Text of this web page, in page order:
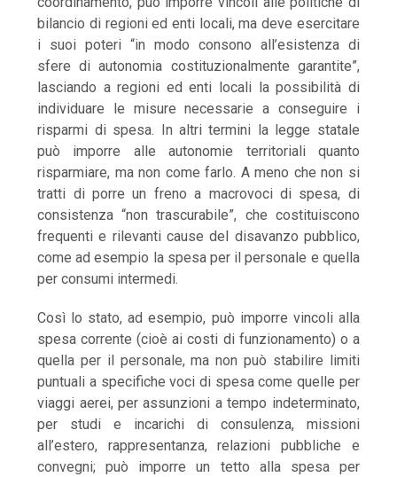
bilancio di regioni ed enti locali, ma deve esercitare
i suoi poteri “in modo consono all’esistenza di
sfere di autonomia costituzionalmente garantite”,
lasciando a regioni ed enti locali la possibilità di
individuare le misure necessarie a conseguire i
risparmi di spesa. In altri termini la legge statale
può imporre alle autonomie territoriali quanto
risparmiare, ma non come farlo. A meno che non si
tratti di porre un freno a macrovoci di spesa, di
consistenza “non trascurabile”, che costituiscono
frequenti e rilevanti cause del disavanzo pubblico,
come ad esempio la spesa per il personale e quella
per consumi intermedi.
Così lo stato, ad esempio, può imporre vincoli alla
spesa corrente (cioè ai costi di funzionamento) o a
quella per il personale, ma non può stabilire limiti
puntuali a specifiche voci di spesa come quelle per
viaggi aerei, per assunzioni a tempo indeterminato,
per studi e incarichi di consulenza, missioni
all’estero, rappresentanza, relazioni pubbliche e
convegni; può imporre un tetto alla spesa per